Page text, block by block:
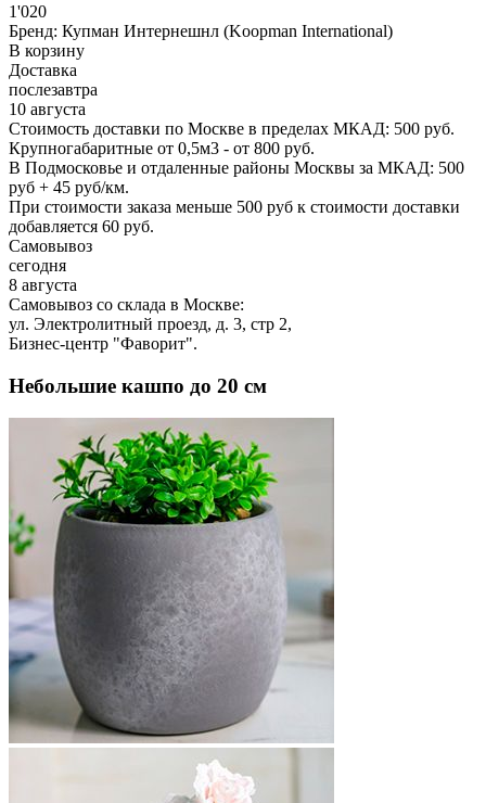
1'020
Бренд: Купман Интернешнл (Koopman International)
В корзину
Доставка
послезавтра
10 августа
Стоимость доставки по Москве в пределах МКАД: 500 руб.
Крупногабаритные от 0,5м3 - от 800 руб.
В Подмосковье и отдаленные районы Москвы за МКАД: 500
руб + 45 руб/км.
При стоимости заказа меньше 500 руб к стоимости доставки
добавляется 60 руб.
Самовывоз
сегодня
8 августа
Самовывоз со склада в Москве:
ул. Электролитный проезд, д. 3, стр 2,
Бизнес-центр "Фаворит".
Небольшие кашпо до 20 см